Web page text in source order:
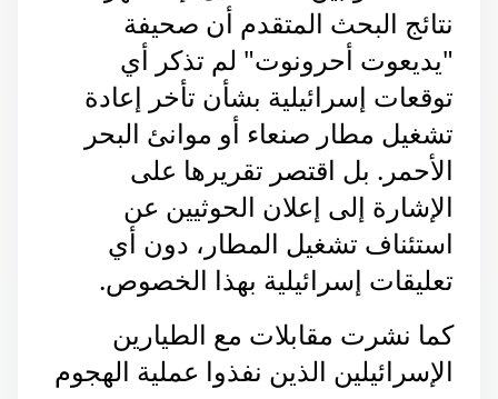
تعليقات إسرائيلية بهذا الخصوص.
الإسرائيلين الذين نفذوا عملية الهجوم